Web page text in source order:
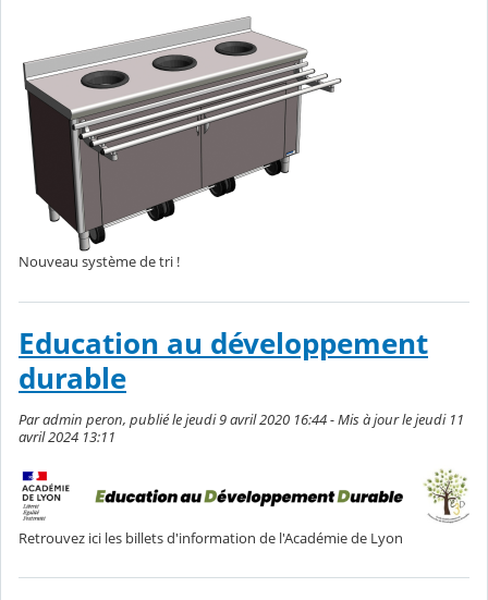
Nouveau système de tri !
Education au développement
durable
Par admin peron, publié le jeudi 9 avril 2020 16:44 - Mis à jour le jeudi 11
avril 2024 13:11
Retrouvez ici les billets d'information de l'Académie de Lyon